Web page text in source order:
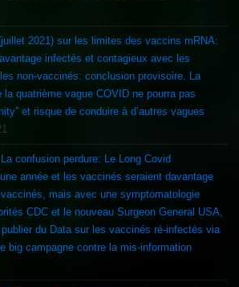
2021) sur les limites des vaccins mRNA:
infectés et contagieux avec les
non-vaccinés: conclusion provisoire. La
quatrième vague COVID ne pourra pas
et risque de conduire à d’autres vagues
confusion perdure: Le Long Covid
année et les vaccinés seraient davantage
mais avec une symptomatologie
CDC et le nouveau Surgeon General USA,
du Data sur les vaccinés ré-infectés via
big campagne contre la mis-information